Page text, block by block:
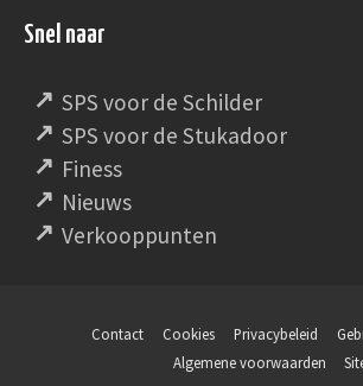
Snel naar
SPS voor de Schilder
SPS voor de Stukadoor
Finess
Nieuws
Verkooppunten
Contact Cookies Privacybeleid
Algemene voorwaarden